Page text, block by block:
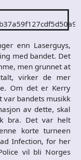
enn Laserguys,
med bandet. Det
men grunnet at
virker de mer
Om det er Kerry
var bandets musikk
av dette, skal
bra. Det var helt
korte turneen
Infection, for her
vil bli Norges